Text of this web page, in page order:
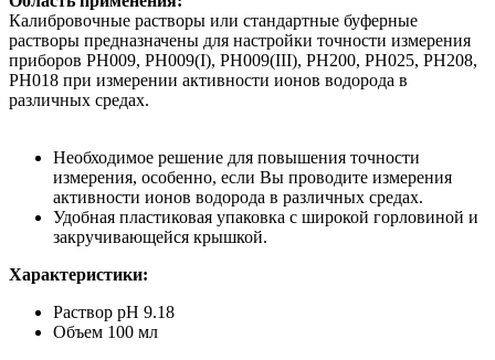
Калибровочные растворы или стандартные буферные
растворы предназначены для настройки точности измерения
приборов PH009, PH009(I), PH009(III), PH200, PH025, PH208,
PH018 при измерении активности ионов водорода в
различных средах.
Необходимое решение для повышения точности
измерения, особенно, если Вы проводите измерения
активности ионов водорода в различных средах.
Удобная пластиковая упаковка с широкой горловиной и
закручивающейся крышкой.
Характеристики:
Раствор pH 9.18
Объем 100 мл